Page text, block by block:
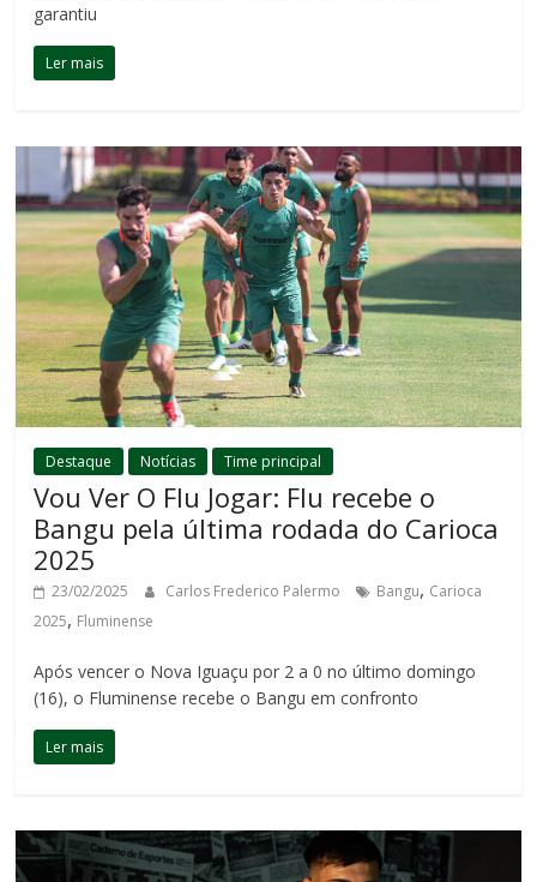
garantiu
Ler mais
Destaque Notícias Time principal
Vou Ver O Flu Jogar: Flu recebe o
Bangu pela última rodada do Carioca
2025
23/02/2025 Carlos Frederico Palermo Bangu, Carioca
2025, Fluminense
Após vencer o Nova Iguaçu por 2 a 0 no último domingo
(16), o Fluminense recebe o Bangu em confronto
Ler mais